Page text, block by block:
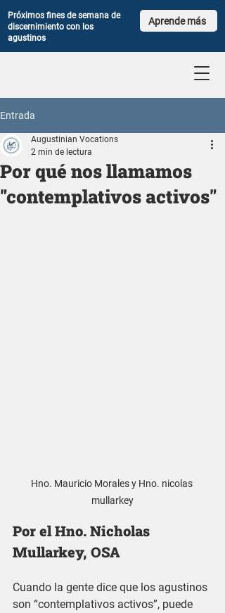
Próximos fines de semana de
discernimiento con los
agustinos
Aprende más
Entrada
Por qué nos llamamos
"contemplativos activos"
Augustinian Vocations
2 min de lectura
Hno. Mauricio Morales y Hno. nicolas
mullarkey
Por el Hno. Nicholas
Mullarkey, OSA
Cuando la gente dice que los agustinos
son “contemplativos activos”, puede